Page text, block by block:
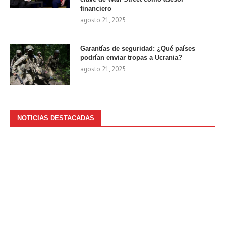
financiero
agosto 21, 2025
Garantías de seguridad: ¿Qué países
podrían enviar tropas a Ucrania?
agosto 21, 2025
NOTICIAS DESTACADAS